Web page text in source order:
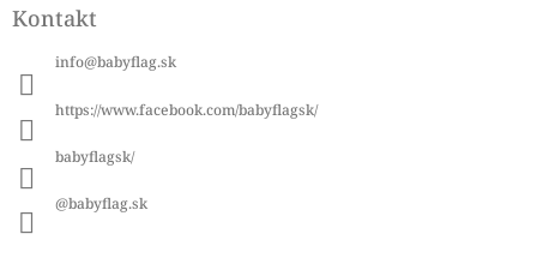
pKontakt
info@babyflag.sk
https://www.facebook.com/babyflagsk/
babyflagsk/
@babyflag.sk